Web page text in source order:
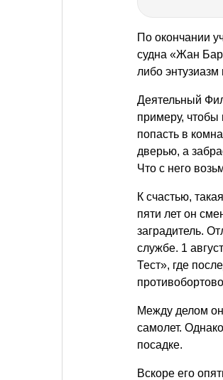
По окончании
судна «Жан
либо энтузиазм
Деятельный
примеру,
попасть в
дверью, а
Что с него
К счастью,
пяти лет он
заградитель.
службе. 1
Тест», где
Между делом
самолет.
посадке.
Вскоре его